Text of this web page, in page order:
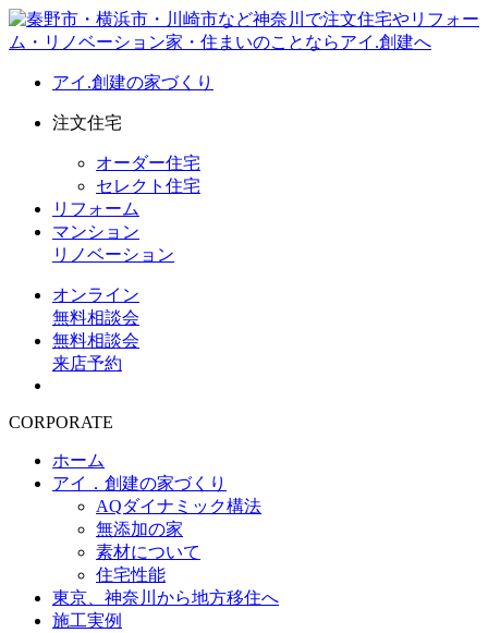
アイ.創建の家づくり
注文住宅
オーダー住宅
セレクト住宅
リフォーム
マンション
リノベーション
オンライン
無料相談会
無料相談会
来店予約
CORPORATE
ホーム
アイ．創建の家づくり
AQダイナミック構法
無添加の家
素材について
住宅性能
東京、神奈川から地方移住へ
施工実例